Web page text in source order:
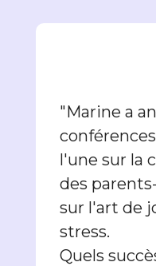
"Marine a
l'une sur la
des
sur l'art de
stress.
Quels